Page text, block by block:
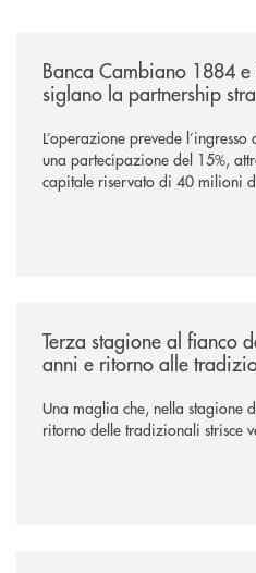
Banca Cambiano 1884 e
siglano la partnership
L’operazione prevede
una partecipazione del 15%,
capitale riservato di 40 milioni
comuni e sulla prossimità ai
Terza stagione al fianco
anni e ritorno alle
Una maglia che, nella stagione
ritorno delle tradizionali strisce